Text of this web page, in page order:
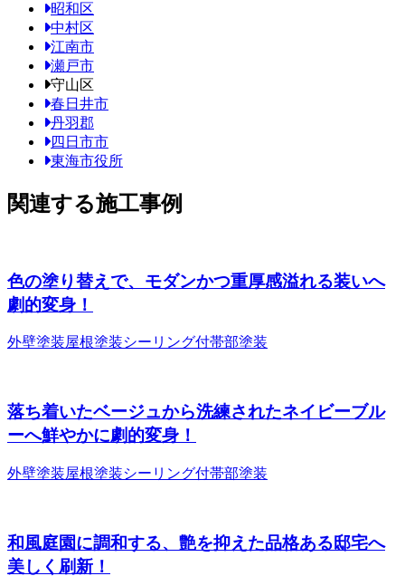
昭和区
中村区
江南市
瀬戸市
守山区
春日井市
丹羽郡
四日市市
東海市役所
関連する施工事例
色の塗り替えで、モダンかつ重厚感溢れる装いへ
劇的変身！
外壁塗装屋根塗装シーリング付帯部塗装
落ち着いたベージュから洗練されたネイビーブル
ーへ鮮やかに劇的変身！
外壁塗装屋根塗装シーリング付帯部塗装
和風庭園に調和する、艶を抑えた品格ある邸宅へ
美しく刷新！